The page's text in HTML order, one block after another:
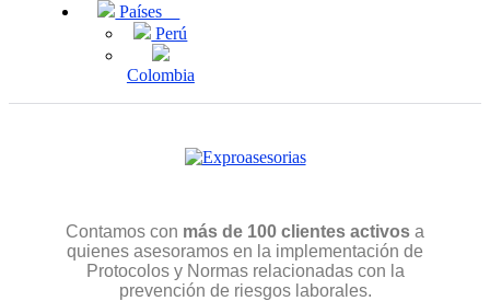
Países
Perú
Colombia
Contamos con más de 100 clientes activos a
quienes asesoramos en la implementación de
Protocolos y Normas relacionadas con la
prevención de riesgos laborales.